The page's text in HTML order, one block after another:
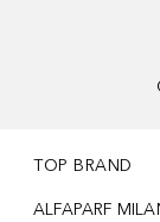
TOP BRAND
ALFAPARF